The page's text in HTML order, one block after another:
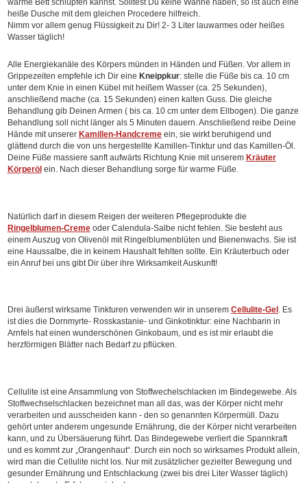
warme Bett schlüpfen kannst. Solltest Du keine Wanne haben, so ist auch eine
heiße Dusche mit dem gleichen Procedere hilfreich.
Nimm vor allem genug Flüssigkeit zu Dir! 2- 3 Liter lauwarmes oder heißes
Wasser täglich!
Alle Energiekanäle des Körpers münden in Händen und Füßen. Vor allem in
Grippezeiten empfehle ich Dir eine Kneippkur: stelle die Füße bis ca. 10 cm
unter dem Knie in einen Kübel mit heißem Wasser (ca. 25 Sekunden),
anschließend mache (ca. 15 Sekunden) einen kalten Guss. Die gleiche
Behandlung gib Deinen Armen ( bis ca. 10 cm unter dem Ellbogen). Die ganze
Behandlung soll nicht länger als 5 Minuten dauern. Anschließend reibe Deine
Hände mit unserer Kamillen-Handcremeein, sie wirkt beruhigend und
glättend durch die von uns hergestellte Kamillen-Tinktur und das Kamillen-Öl.
Deine Füße massiere sanft aufwärts Richtung Knie mit unserem Kräuter
Körperöl ein. Nach dieser Behandlung sorge für warme Füße.
Natürlich darf in diesem Reigen der weiteren Pflegeprodukte die
Ringelblumen-Cremeoder Calendula-Salbe nicht fehlen. Sie besteht aus
einem Auszug von Olivenöl mit Ringelblumenblüten und Bienenwachs. Sie ist
eine Haussalbe, die in keinem Haushalt fehlten sollte. Ein Kräuterbuch oder
ein Anruf bei uns gibt Dir über ihre Wirksamkeit Auskunft!
Drei äußerst wirksame Tinkturen verwenden wir in unserem Cellulite-Gel . Es
ist dies die Dornmyrte- Rosskastanie- und Ginkotinktur: eine Nachbarin in
Arnfels hat einen wunderschönen Ginkobaum, und es ist mir erlaubt die
herzförmigen Blätter nach Bedarf zu pflücken.
Cellulite ist eine Ansammlung von Stoffwechelschlacken im Bindegewebe. Als
Stoffwechselschlacken bezeichnet man all das, was der Körper nicht mehr
verarbeiten und ausscheiden kann - den so genannten Körpermüll. Dazu
gehört unter anderem ungesunde Ernährung, die der Körper nicht verarbeiten
kann, und zu Übersäuerung führt. Das Bindegewebe verliert die Spannkraft
und es kommt zur „Orangenhaut“. Durch ein noch so wirksames Produkt allein,
wird man die Cellulite nicht los. Nur mit zusätzlicher gezielter Bewegung und
gesunder Ernährung und Entschlackung (zwei bis drei Liter Wasser täglich)